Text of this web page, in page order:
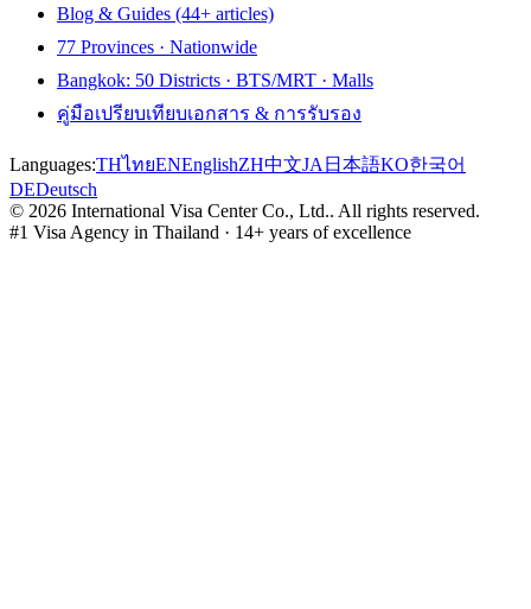
Blog & Guides (44+ articles)
77 Provinces · Nationwide
Bangkok: 50 Districts · BTS/MRT · Malls
คู่มือเปรียบเทียบเอกสาร & การรับรอง
Languages:THไทยENEnglishZH中文JA 日本語KO한국어
DEDeutsch
© 2026 International Visa Center Co., Ltd.. All rights reserved.
#1 Visa Agency in Thailand · 14+ years of excellence